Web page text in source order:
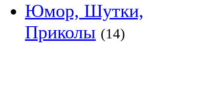
Юмор, Шутки,
Приколы (14)